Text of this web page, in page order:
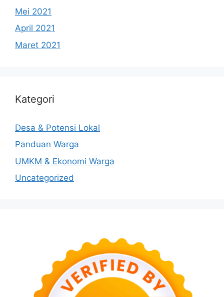
Mei 2021
April 2021
Maret 2021
Kategori
Desa & Potensi Lokal
Panduan Warga
UMKM & Ekonomi Warga
Uncategorized